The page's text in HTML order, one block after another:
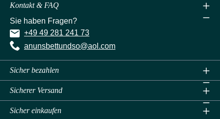
Kontakt & FAQ
Sie haben Fragen?
+49 49 281 241 73
anunsbettundso@aol.com
Sicher bezahlen
Sicherer Versand
Sicher einkaufen